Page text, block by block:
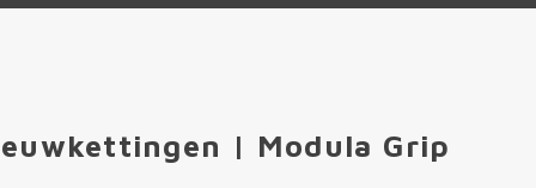
| Modula Grip